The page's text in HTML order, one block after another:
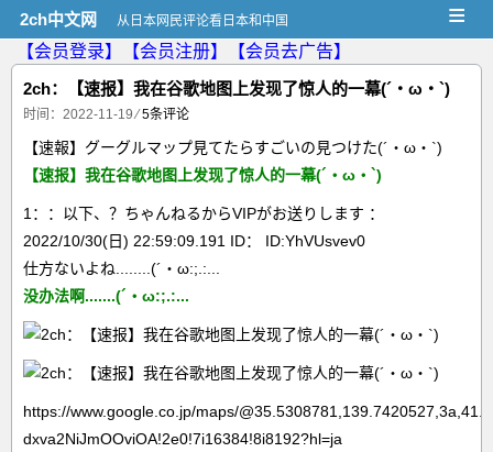
2ch中文网 从日本网民评论看日本和中国 ≡
【会员登录】 【会员注册】
【会员去广告】
2ch：【速报】我在谷歌地图上发现了惊人的一幕(´・ω・`)
时间：2022-11-19 ⁄5条评论
【速報】グーグルマップ見てたらすごいの見つけた(´・ω・`)
【速报】我在谷歌地图上发现了惊人的一幕(´・ω・`)
1：：以下、？ちゃんねるからVIPがお送りします ：
2022/10/30(日) 22:59:09.191 ID： ID:YhVUsvev0
仕方ないよね........(´・ω:;.:...
没办法啊.......(´・ω:;.:...
https://www.google.co.jp/maps/
dxva2NiJmOOviOA!2e0!7i16384!8i8192?hl=ja